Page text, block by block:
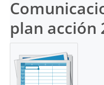
plan acción